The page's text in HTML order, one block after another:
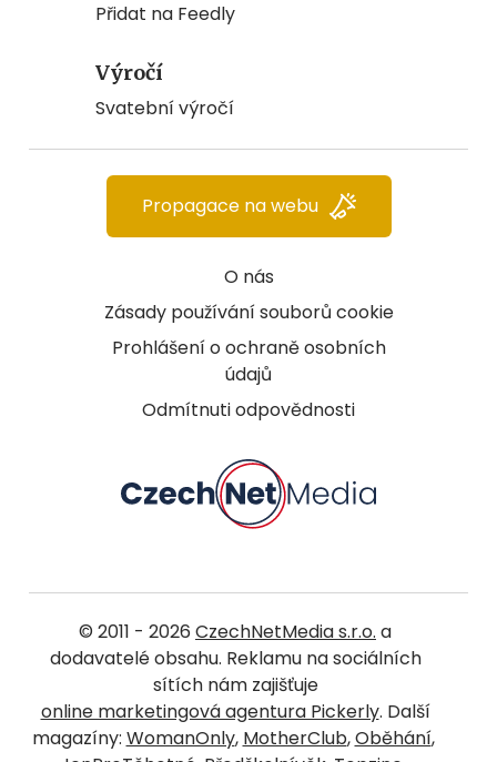
Přidat na Feedly
Výročí
Svatební výročí
O nás
Zásady používání souborů cookie
Prohlášení o ochraně osobních
údajů
Odmítnuti odpovědnosti
Propagace na webu
© 2011 - 2026 CzechNetMedia s.r.o. a
dodavatelé obsahu. Reklamu na sociálních
sítích nám zajišťuje
online marketingová agentura Pickerly. Další
magazíny: WomanOnly, MotherClub,Oběhání,